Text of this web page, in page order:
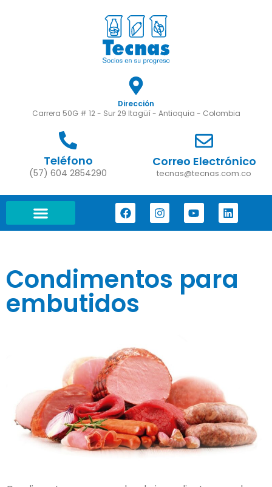
Dirección
Carrera 50G # 12 - Sur 29 Itagüí - Antioquia - Colombia
Teléfono
(57) 604 2854290
Correo Electrónico
tecnas@tecnas.com.co
Condimentos para
embutidos